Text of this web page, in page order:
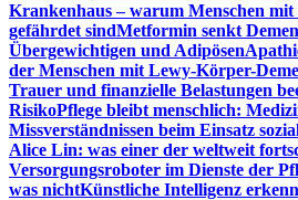
Krankenhaus – warum Menschen mit
gefährdet sindMetformin senkt
Übergewichtigen und Adipösen
der Menschen mit Lewy-Körper-
Trauer und finanzielle Belastungen
RisikoPflege bleibt menschlich:
Missverständnissen beim Einsatz
Alice Lin: was einer der weltweit
Versorgungsroboter im Dienste der
was nichtKünstliche Intelligenz